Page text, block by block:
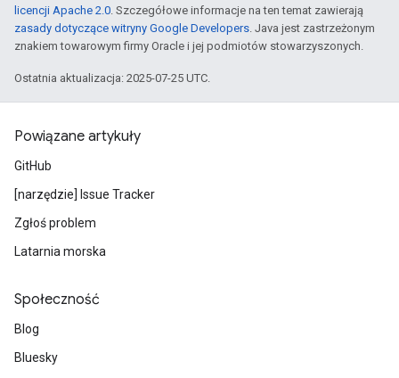
licencji Apache 2.0. Szczegółowe informacje na ten temat zawierają
zasady dotyczące witryny Google Developers. Java jest zastrzeżonym
znakiem towarowym firmy Oracle i jej podmiotów stowarzyszonych.
Ostatnia aktualizacja: 2025-07-25 UTC.
Powiązane artykuły
GitHub
[narzędzie] Issue Tracker
Zgłoś problem
Latarnia morska
Społeczność
Blog
Bluesky